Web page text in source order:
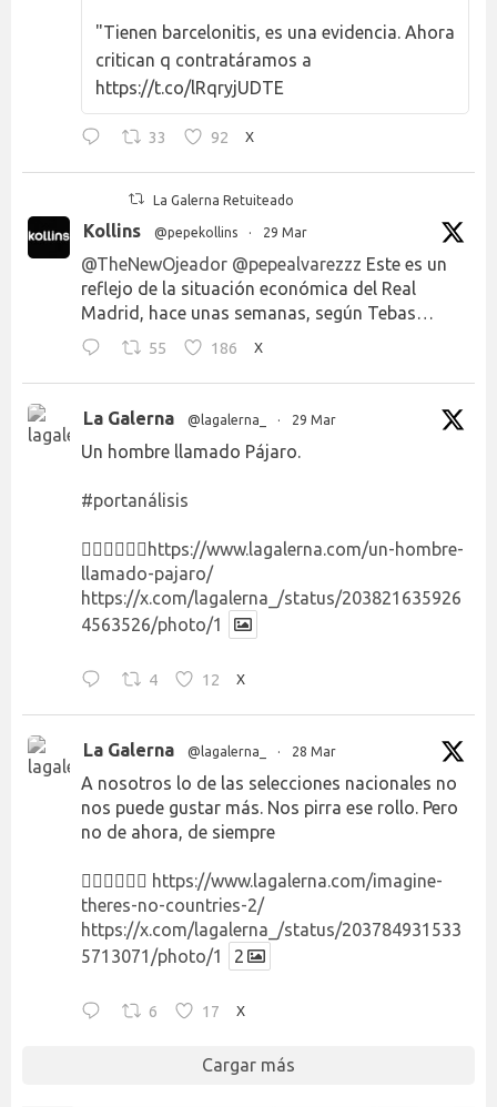
"Tienen barcelonitis, es una evidencia. Ahora
critican q contratáramos a
https://t.co/lRqryjUDTE
33 92 X
La Galerna Retuiteado
Kollins @pepekollins · 29 Mar
@TheNewOjeador @pepealvarezzz Este es un
reflejo de la situación económica del Real
Madrid, hace unas semanas, según Tebas…
55 186 X
La Galerna @lagalerna_ · 29 Mar
Un hombre llamado Pájaro.
#portanálisis
👉🏻👉🏻👉🏻 https://www.lagalerna.com/un-hombre-
llamado-pajaro/
https://x.com/lagalerna_/status/203821635926
4563526/photo/1
4 12 X
La Galerna @lagalerna_ · 28 Mar
A nosotros lo de las selecciones nacionales no
nos puede gustar más. Nos pirra ese rollo. Pero
no de ahora, de siempre
👉🏻👉🏻👉🏻 https://www.lagalerna.com/imagine-
theres-no-countries-2/
https://x.com/lagalerna_/status/203784931533
5713071/photo/1
2
6 17 X
Cargar más